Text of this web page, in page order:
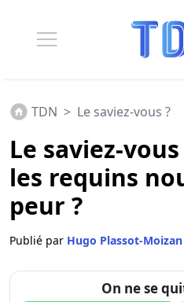
TDN > Le saviez-vous ?
Le saviez-
les requins
peur ?
Publié par Hugo Plassot-Moizan
On ne se